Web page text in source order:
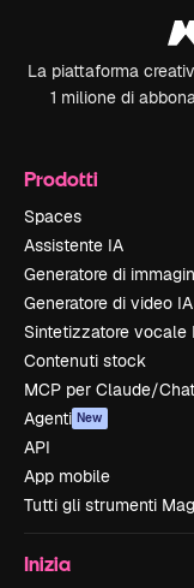
La piattaforma
1 milione di
Prodotti
Spaces
Assistente IA
Generatore di
Generatore di video IA
Sintetizzatore vocale
Contenuti stock
MCP per Claude/
Agenti New
API
App mobile
Tutti gli strumenti
Inizia